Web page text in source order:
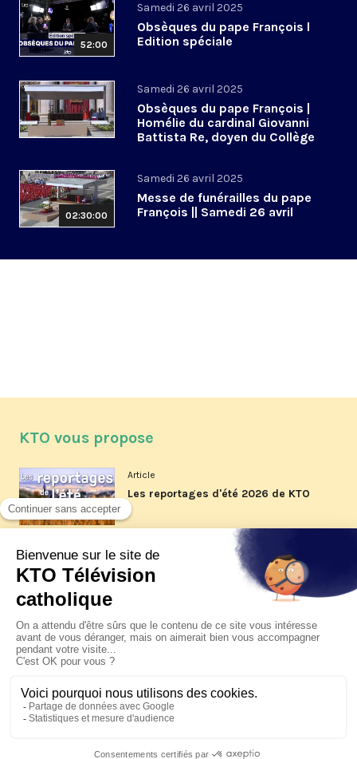
52:00
Samedi 26 avril 2025
Obsèques du pape François l
Edition spéciale
Samedi 26 avril 2025
Obsèques du pape François |
Homélie du cardinal Giovanni
Battista Re, doyen du Collège
02:30:00
Samedi 26 avril 2025
Messe de funérailles du pape
François || Samedi 26 avril
KTO vous propose
Article
Les reportages d'été 2026 de KTO
Article
La visite pastorale du pape Léon
XIV à Assise à suivre sur KTO le
Article
Le pape en Uruguay, Argentine et